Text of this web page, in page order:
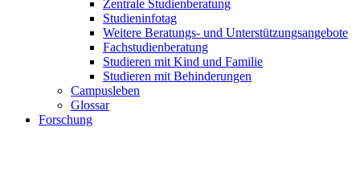
Zentrale Studienberatung
Studieninfotag
Weitere Beratungs- und Unterstützungsangebote
Fachstudienberatung
Studieren mit Kind und Familie
Studieren mit Behinderungen
Campusleben
Glossar
Forschung